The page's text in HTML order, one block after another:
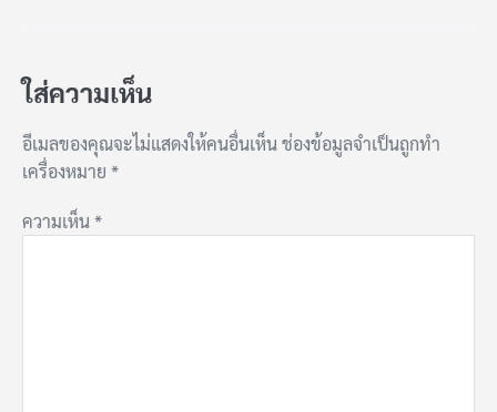
ใส่ความเห็น
อีเมลของคุณจะไม่แสดงให้คนอื่นเห็นช่องข้อมูลจำเป็นถูกทำ
เครื่องหมาย *
ความเห็น*